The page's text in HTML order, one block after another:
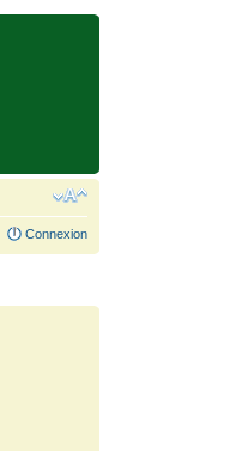
Connexion